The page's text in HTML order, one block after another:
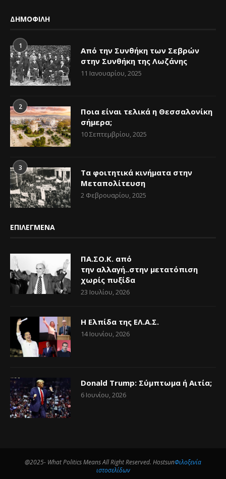
ΔΗΜΟΦΙΛΗ
1
Από την Συνθήκη των Σεβρών
στην Συνθήκη της Λωζάνης
11 Ιανουαρίου, 2025
2
Ποια είναι τελικά η Θεσσαλονίκη
σήμερα;
10 Σεπτεμβρίου, 2025
3
Τα φοιτητικά κινήματα στην
Μεταπολίτευση
2 Φεβρουαρίου, 2025
ΕΠΙΛΕΓΜΕΝΑ
ΠΑ.ΣΟ.Κ. από
την αλλαγή..στην μετατόπιση
χωρίς πυξίδα
23 Ιουλίου, 2026
Η Ελπίδα της ΕΛ.Α.Σ.
14 Ιουνίου, 2026
Donald Trump: Σύμπτωμα ή Αιτία;
6 Ιουνίου, 2026
@2025- What Politics Means All Right Reserved. HostsunΦιλοξενία
ιστοσελίδων